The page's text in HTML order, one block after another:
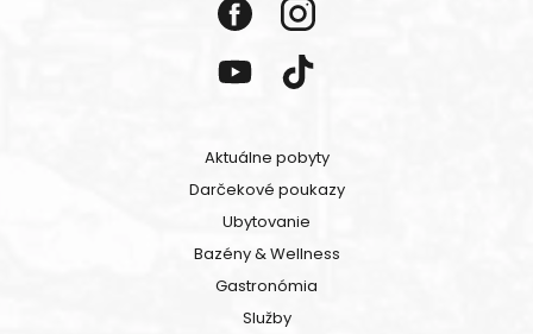
Aktuálne pobyty
Darčekové poukazy
Ubytovanie
Bazény & Wellness
Gastronómia
Služby